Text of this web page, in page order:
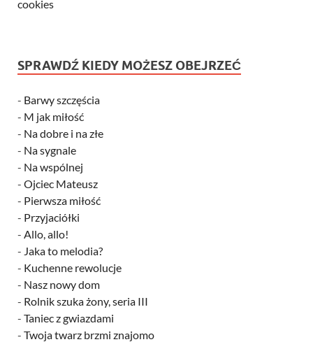
cookies
SPRAWDŹ KIEDY MOŻESZ OBEJRZEĆ
- Barwy szczęścia
- M jak miłość
- Na dobre i na złe
- Na sygnale
- Na wspólnej
- Ojciec Mateusz
- Pierwsza miłość
- Przyjaciółki
- Allo, allo!
- Jaka to melodia?
- Kuchenne rewolucje
- Nasz nowy dom
- Rolnik szuka żony, seria III
- Taniec z gwiazdami
- Twoja twarz brzmi znajomo